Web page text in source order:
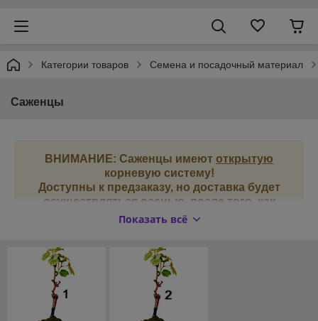
Категории товаров Семена и посадочный материал
Саженцы
ВНИМАНИЕ: Саженцы имеют открытую
корневую систему!
Доступны к предзаказу, но доставка будет
осуществляться осенью, после того, как
среднесуточная температура воздуха
начинают погружаться в «сон»
листва.
Показать всё